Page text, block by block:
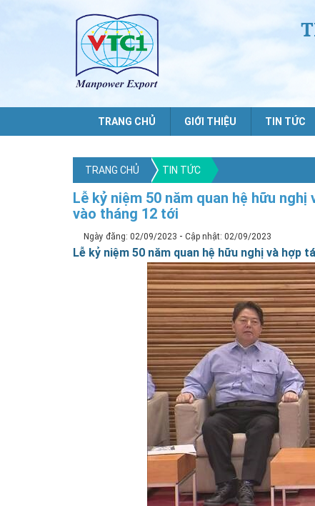
TRANG CHỦ GIỚI THIỆU TIN TỨC
TRANG CHỦ TIN TỨC
Lễ kỷ niệm 50 năm quan hệ hữu
vào tháng 12 tới
Ngày đăng: 02/09/2023 - Cập nhật: 02/09/2023
Lễ kỷ niệm 50 năm quan hệ hữu nghị và